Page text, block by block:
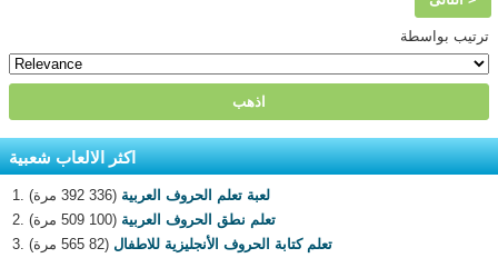
ترتيب بواسطة
اكثر الالعاب شعبية
لعبة تعلم الحروف العربية (336 392 مرة)
تعلم نطق الحروف العربية (100 509 مرة)
تعلم كتابة الحروف الأنجليزية للاطفال (82 565 مرة)